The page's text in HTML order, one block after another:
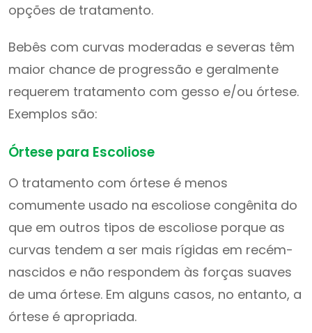
opções de tratamento.
Bebês com curvas moderadas e severas têm
maior chance de progressão e geralmente
requerem tratamento com gesso e/ou órtese.
Exemplos são:
Órtese para Escoliose
O tratamento com órtese é menos
comumente usado na escoliose congênita do
que em outros tipos de escoliose porque as
curvas tendem a ser mais rígidas em recém-
nascidos e não respondem às forças suaves
de uma órtese. Em alguns casos, no entanto, a
órtese é apropriada.